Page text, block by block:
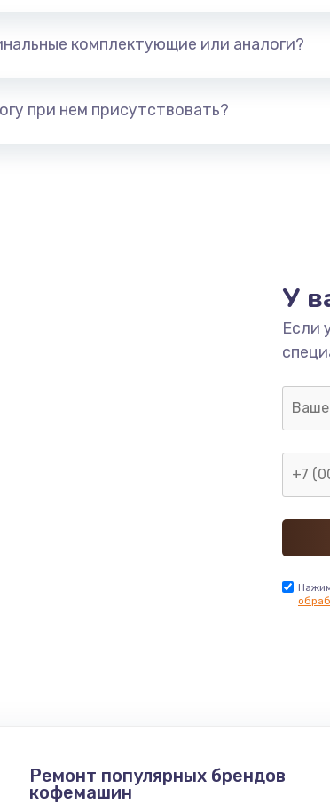
комплектующие или аналоги?
при нем присутствовать?
У
Если
Ремонт популярных брендов
кофемашин